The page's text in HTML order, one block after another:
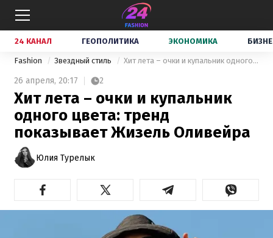
24 КАНАЛ ГЕОПОЛИТИКА ЭКОНОМИКА
Fashion Звездный стиль Хит лета – очки и купальник одного цвета: тренд показывает Жизель Оливейра
26 апреля, 20:17 2
Хит лета – очки и купальник
одного цвета: тренд
показывает Жизель Оливейра
Юлия Турелык